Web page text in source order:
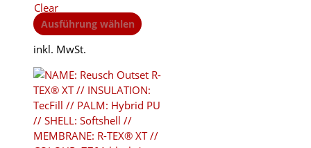
Clear
Ausführung wählen This
multiple
variants.
The
may
inkl. MwSt.